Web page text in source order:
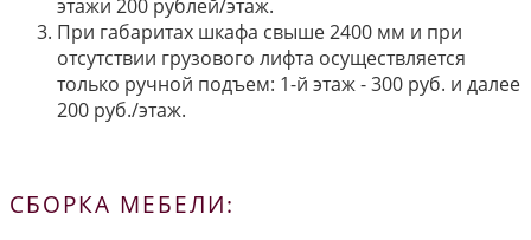
этажи 200 рублей/этаж.
При габаритах шкафа свыше 2400 мм и при
отсутствии грузового лифта осуществляется
только ручной подъем: 1-й этаж - 300 руб. и далее
200 руб./этаж.
СБОРКА МЕБЕЛИ: